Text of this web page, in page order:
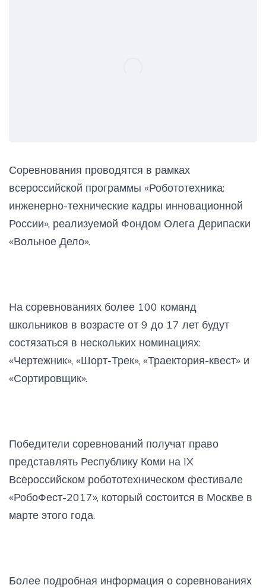
Соревнования проводятся в рамках
всероссийской программы «Робототехника:
инженерно-технические кадры инновационной
России», реализуемой Фондом Олега Дерипаски
«Вольное Дело».
На соревнованиях более 100 команд
школьников в возрасте от 9 до 17 лет будут
состязаться в нескольких номинациях:
«Чертежник», «Шорт-Трек», «Траектория-квест» и
«Сортировщик».
Победители соревнований получат право
представлять Республику Коми на IX
Всероссийском робототехническом фестивале
«РобоФест-2017», который состоится в Москве в
марте этого года.
Более подробная информация о соревнованиях